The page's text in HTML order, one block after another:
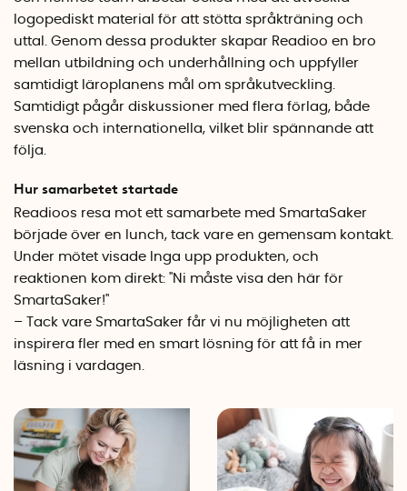
logopediskt material för att stötta språkträning och
uttal. Genom dessa produkter skapar Readioo en bro
mellan utbildning och underhållning och uppfyller
samtidigt läroplanens mål om språkutveckling.
Samtidigt pågår diskussioner med flera förlag, både
svenska och internationella, vilket blir spännande att
följa.
Hur samarbetet startade
Readioos resa mot ett samarbete med SmartaSaker
började över en lunch, tack vare en gemensam kontakt.
Under mötet visade Inga upp produkten, och
reaktionen kom direkt: "Ni måste visa den här för
SmartaSaker!"
– Tack vare SmartaSaker får vi nu möjligheten att
inspirera fler med en smart lösning för att få in mer
läsning i vardagen.